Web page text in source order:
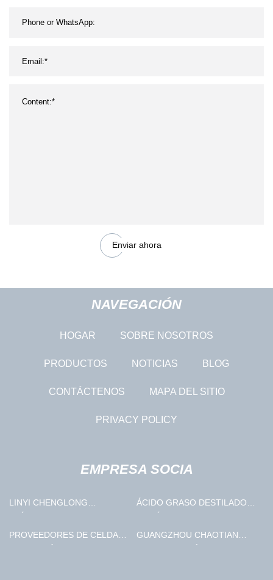
Enviar ahora
NAVEGACIÓN
HOGAR SOBRE NOSOTROS
PRODUCTOS NOTICIAS BLOG
CONTÁCTENOS MAPA DEL SITIO
PRIVACY POLICY
EMPRESA SOCIA
LINYI CHENGLONG
LTD
ÁCIDO GRASO DESTILADO
CHINA
PROVEEDORES DE CELDAS
GUANGZHOU CHAOTIAN